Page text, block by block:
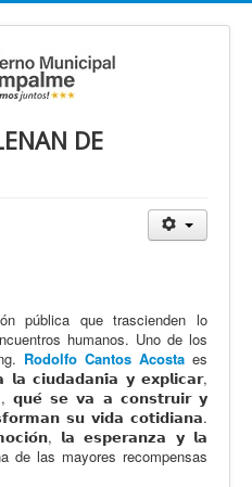
DE
pública que trascienden lo
humanos. Uno de los
Rodolfo Cantos Acostaes
𝗰𝗶𝘂𝗱𝗮𝗱𝗮𝗻𝗶́𝗮 𝘆 𝗲𝘅𝗽𝗹𝗶𝗰𝗮𝗿,
𝗾𝘂𝗲́ 𝘀𝗲 𝘃𝗮 𝗮 𝗰𝗼𝗻𝘀𝘁𝗿𝘂𝗶𝗿 𝘆
𝘀𝘂 𝘃𝗶𝗱𝗮 𝗰𝗼𝘁𝗶𝗱𝗶𝗮𝗻𝗮.
𝗹𝗮 𝗲𝘀𝗽𝗲𝗿𝗮𝗻𝘇𝗮 𝘆 𝗹𝗮
de las mayores recompensas